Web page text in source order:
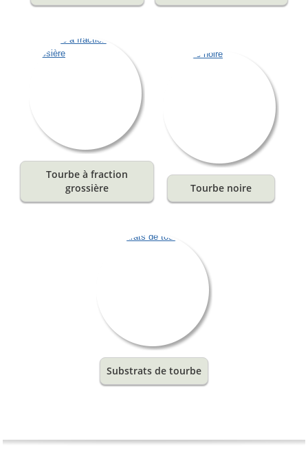
Tourbe à fraction
grossière
Tourbe noire
Substrats de tourbe